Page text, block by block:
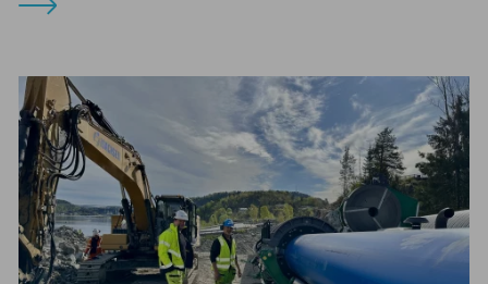
Bærekraft
Etiske retningslinjer
Vårt engasjement for urfolk
Åpenhetsloven
Kontakt oss